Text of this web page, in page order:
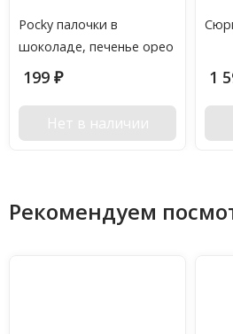
Pocky палочки в
шоколаде, печенье орео
с кремом
199 ₽
Нет в наличии
1
Рекомендуем